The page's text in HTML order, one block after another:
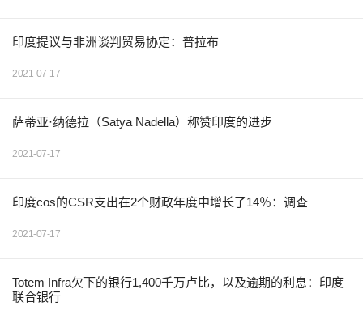
印度提议与非洲谈判贸易协定：普拉布
2021-07-17
萨蒂亚·纳德拉（Satya Nadella）称赞印度的进步
2021-07-17
印度cos的CSR支出在2个财政年度中增长了14％：调查
2021-07-17
Totem Infra欠下的银行1,400千万卢比，以及逾期的利息：印度
联合银行